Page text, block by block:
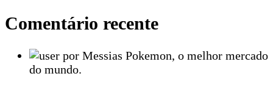
Comentário recente
por Messias Pokemon, o melhor mercado
do mundo.